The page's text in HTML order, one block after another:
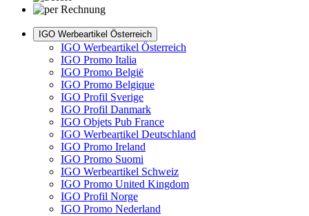
IGO Werbeartikel Österreich
IGO Werbeartikel Österreich
IGO Promo Italia
IGO Promo België
IGO Promo Belgique
IGO Profil Sverige
IGO Profil Danmark
IGO Objets Pub France
IGO Werbeartikel Deutschland
IGO Promo Ireland
IGO Promo Suomi
IGO Werbeartikel Schweiz
IGO Promo United Kingdom
IGO Profil Norge
IGO Promo Nederland